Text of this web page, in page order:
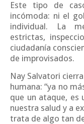
Este tipo de
incómoda: ni el
individual. La
estrictas,
ciudadanía
de improvisados.
Nay Salvatori
humana: “ya no
que un ataque, es
nuestra salud y a
trata de algo tan